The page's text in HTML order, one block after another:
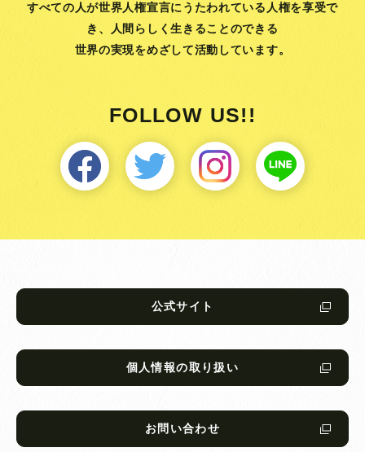
すべての人が世界人権宣言にうたわれている人権を享受で
き、
人間らしく生きることのできる
世界の実現をめざして活動しています。
FOLLOW US!!
公式サイト
個人情報の取り扱い
お問い合わせ